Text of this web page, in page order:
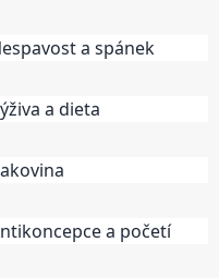
a spánek
a dieta
a početí